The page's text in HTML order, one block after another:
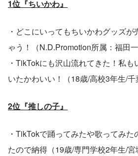
1位『ちいかわ』
・どこにいってもちいかわグッズ
ゃう！（N.D.Promotion所属：福田一
・TikTokにも沢山流れてきた！私
いたかわいい！（18歳/高校3年生/千
2位『推しの子』
・TikTokで踊ってみたや歌ってみ
たので納得（19歳/専門学校2年生/宮